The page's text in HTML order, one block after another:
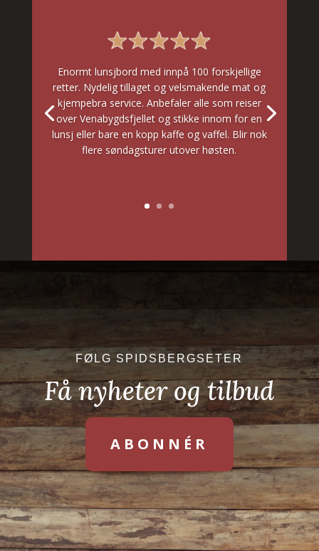
Enormt lunsjbord med innpå 100 forskjellige
retter. Nydelig tillaget og velsmakende mat og
kjempebra service. Anbefaler alle som reiser
over Venabygdsfjellet og stikke innom for en
lunsj eller bare en kopp kaffe og vaffel. Blir nok
flere søndagsturer utover høsten.
FØLG SPIDSBERGSETER
Få nyheter og tilbud
ABONNÉR